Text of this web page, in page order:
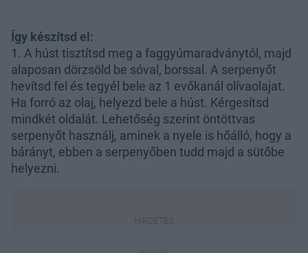
Így készítsd el:
1. A húst tisztítsd meg a faggyúmaradványtól, majd
alaposan dörzsöld be sóval, borssal. A serpenyőt
hevítsd fel és tegyél bele az 1 evőkanál olívaolajat.
Ha forró az olaj, helyezd bele a húst. Kérgesítsd
mindkét oldalát. Lehetőség szerint öntöttvas
serpenyőt használj, aminek a nyele is hőálló, hogy a
bárányt, ebben a serpenyőben tudd majd a sütőbe
helyezni.